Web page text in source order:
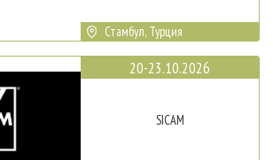
Стамбул, Турция
20-23.10.2026
SICAM